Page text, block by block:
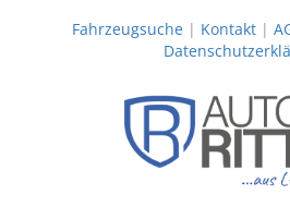
Fahrzeugsuche| Kontakt|